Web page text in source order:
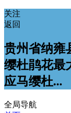
关注
返回
贵州省纳雍
缨杜鹃花最
应马缨杜...
全局导航